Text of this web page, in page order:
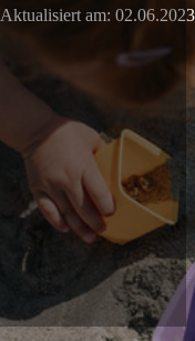
Aktualisiert am: 02.06.2023